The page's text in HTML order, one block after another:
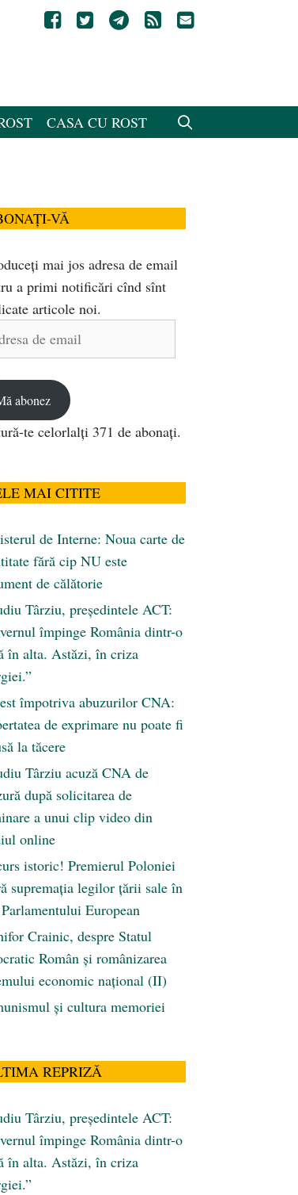
CASA CU ROST
VĂ
mai jos adresa de email
a primi notificări cînd sînt
articole noi.
abonez
te celorlalți 371 de abonați.
MAI CITITE
de Interne: Noua carte de
fără cip NU este
de călătorie
Târziu, președintele ACT:
împinge România dintr-o
în alta. Astăzi, în criza
împotriva abuzurilor CNA:
de exprimare nu poate fi
la tăcere
Târziu acuză CNA de
după solicitarea de
a unui clip video din
online
istoric! Premierul Poloniei
supremația legilor țării sale în
European
Crainic, despre Statul
Român şi românizarea
economic naţional (II)
şi cultura memoriei
REPRIZĂ
Târziu, președintele ACT:
împinge România dintr-o
în alta. Astăzi, în criza